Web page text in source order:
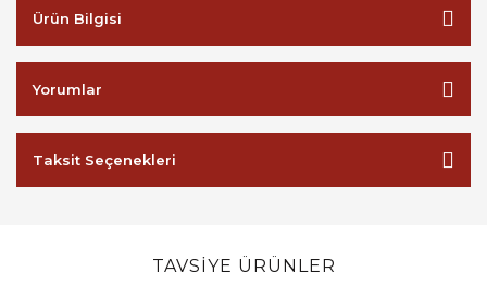
Ürün Bilgisi
Yorumlar
Taksit Seçenekleri
TAVSİYE ÜRÜNLER